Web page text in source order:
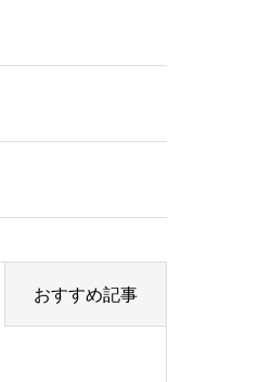
おすすめ記事